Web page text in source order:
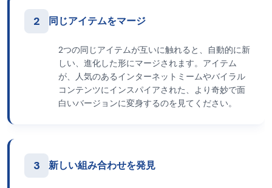
2 同じアイテムをマージ
2つの同じアイテムが互いに触れると、自動的に新
しい、進化した形にマージされます。アイテム
が、人気のあるインターネットミームやバイラル
コンテンツにインスパイアされた、より奇妙で面
白いバージョンに変身するのを見てください。
3 新しい組み合わせを発見